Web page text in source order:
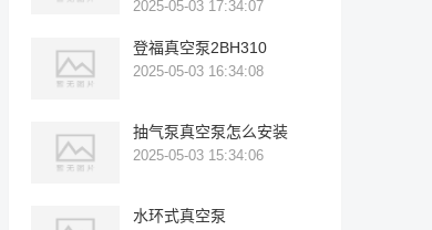
2025-05-03 17:34:07
登福真空泵2BH310
2025-05-03 16:34:08
抽气泵真空泵怎么安装
2025-05-03 15:34:06
水环式真空泵